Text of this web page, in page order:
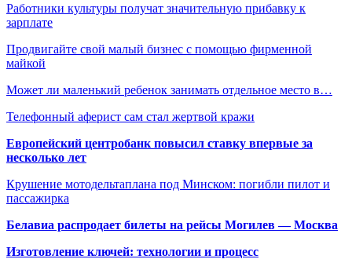
Работники культуры получат значительную прибавку к
зарплате
Продвигайте свой малый бизнес с помощью фирменной
майкой
Может ли маленький ребенок занимать отдельное место в…
Телефонный аферист сам стал жертвой кражи
Европейский центробанк повысил ставку впервые за
несколько лет
Крушение мотодельтаплана под Минском: погибли пилот и
пассажирка
Белавиа распродает билеты на рейсы Могилев — Москва
Изготовление ключей: технологии и процесс